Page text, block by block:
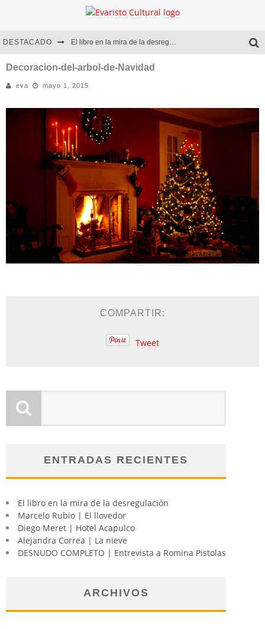
DESTACADO El libro en la mira de la desregulación
Marcelo Rubio | El llovedor
Diego Meret | Hotel Acapulco
Alejandra Correa | La nieve
Decoracion-del-arbol-de-Navidad
eva mayo 1, 2015
COMPARTIR:
Tweet
ENTRADAS RECIENTES
El libro en la mira de la desregulación
Marcelo Rubio | El llovedor
Diego Meret | Hotel Acapulco
Alejandra Correa | La nieve
DESNUDO COMPLETO | Entrevista a Romina Pistolas
ARCHIVOS